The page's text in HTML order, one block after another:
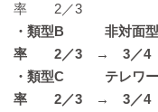
率 2／3
・類型B 非対面型
率 2／3 → 3／4
・類型C テレ
率 2／3 → 3／4